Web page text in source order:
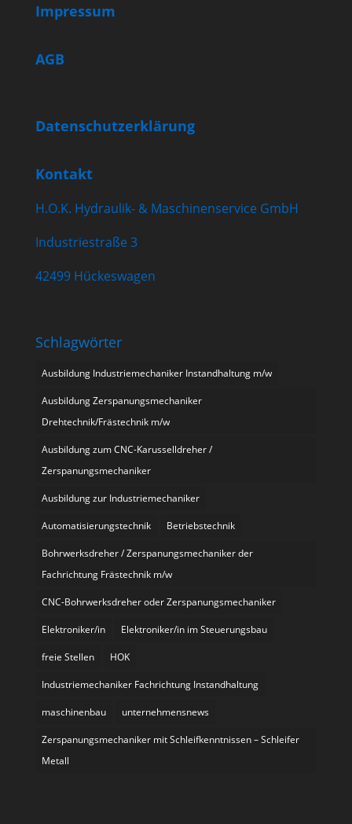
Impressum
AGB
Datenschutzerklärung
Kontakt
H.O.K. Hydraulik- & Maschinenservice GmbH
Industriestraße 3
42499 Hückeswagen
Schlagwörter
Ausbildung Industriemechaniker Instandhaltung m/w
Ausbildung Zerspanungsmechaniker
Drehtechnik/Frästechnik m/w
Ausbildung zum CNC-Karusselldreher /
Zerspanungsmechaniker
Ausbildung zur Industriemechaniker
Automatisierungstechnik Betriebstechnik
Bohrwerksdreher / Zerspanungsmechaniker der
Fachrichtung Frästechnik m/w
CNC-Bohrwerksdreher oder Zerspanungsmechaniker
Elektroniker/in Elektroniker/in im Steuerungsbau
freie Stellen HOK
Industriemechaniker Fachrichtung Instandhaltung
maschinenbau unternehmensnews
Zerspanungsmechaniker mit Schleifkenntnissen – Schleifer
Metall